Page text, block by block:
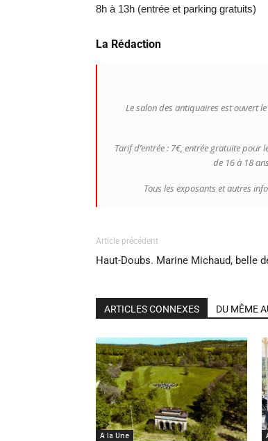
8h à 13h (entrée et parking gratuits)
La Rédaction
Le salon des antiquaires est ouvert
Tarif d’entrée : 7€, entrée gratuite pour
de 16 à 18
Tous les exposants et autres
Article précédent
Haut-Doubs. Marine Michaud, belle
ARTICLES CONNEXES DU MÊME
A la Une